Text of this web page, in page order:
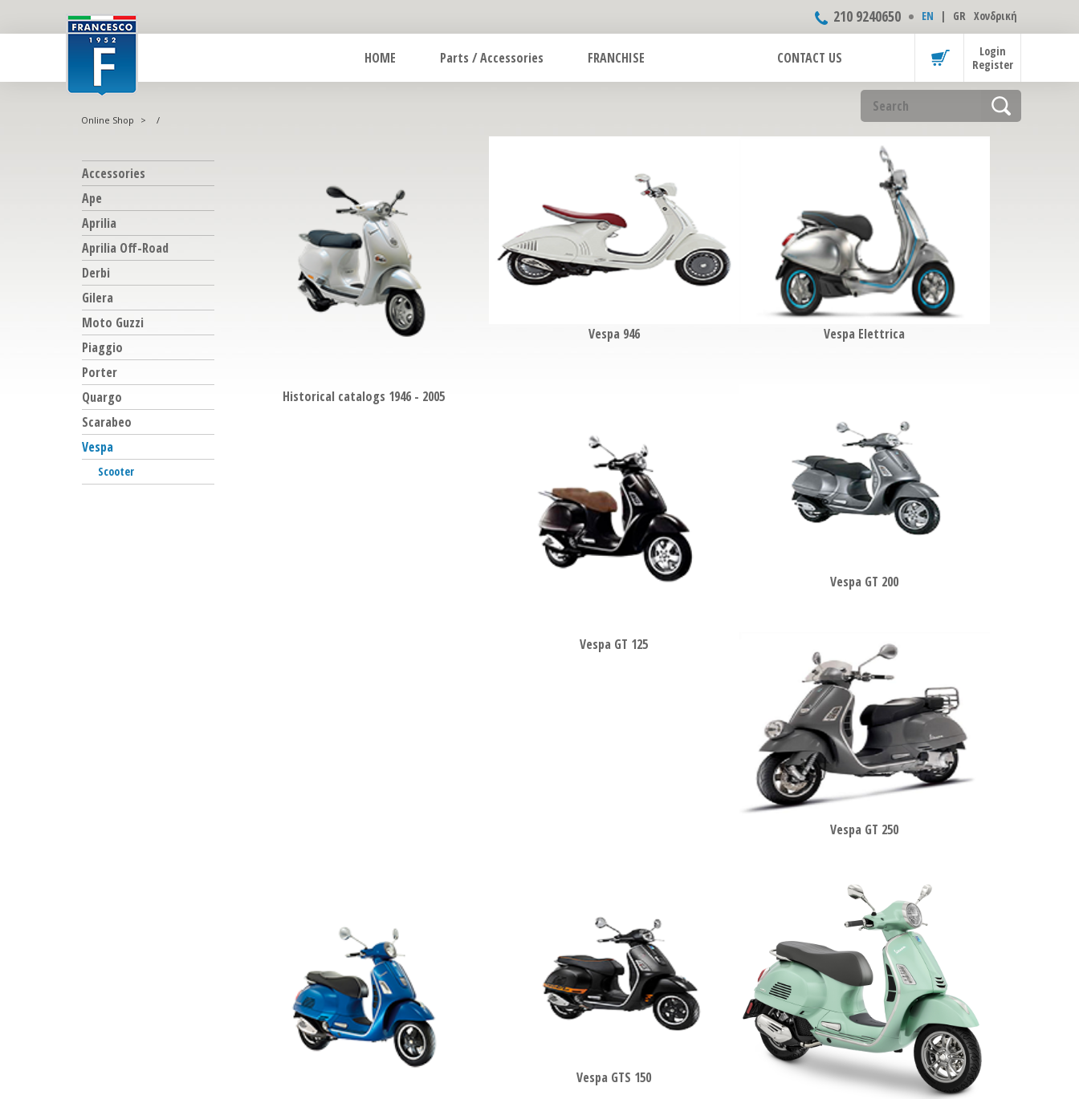
210 9240650 ΕΝ | GR Χονδρική
Login
Register
HOME Parts / Accessories FRANCHISE CONTACT US
Online Shop > /
Accessories
Ape
Aprilia
Aprilia Off-Road
Derbi
Gilera
Moto Guzzi
Piaggio
Porter
Quargo
Scarabeo
Vespa
Scooter
Historical catalogs 1946 - 2005
Vespa 946 Vespa Elettrica
Vespa GT 125
Vespa GT 200
Vespa GT 250
Vespa GTS 150